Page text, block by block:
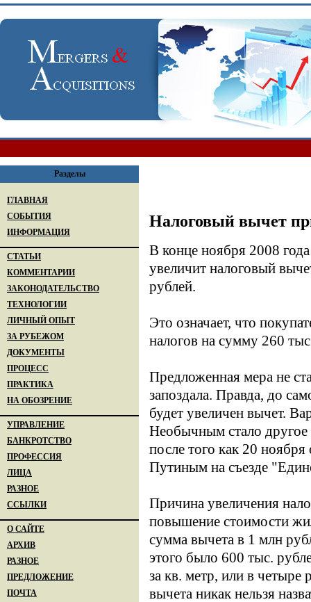
Разделы
ГЛАВНАЯ
СОБЫТИЯ
ИНФОРМАЦИЯ
СТАТЬИ
КОММЕНТАРИИ
ЗАКОНОДАТЕЛЬСТВО
ТЕХНОЛОГИИ
ЛИЧНЫЙ ОПЫТ
ЗА РУБЕЖОМ
ДОКУМЕНТЫ
ПРОЦЕСС
ПРАКТИКА
НА ОБОЗРЕНИЕ
УПРАВЛЕНИЕ
БАНКРОТСТВО
ПРОФЕССИЯ
ЛИЦА
РАЗНОЕ
ССЫЛКИ
О САЙТЕ
АРХИВ
РАЗНОЕ
ПРЕДЛОЖЕНИЕ
ПОЧТА
Налоговый вычет
В конце ноября 2008
увеличит налоговый
рублей.
Это означает, что
налогов на сумму 260
Предложенная мера не
запоздала. Правда, до
будет увеличен вычет.
Необычным стало другое
после того как 20
Путиным на съезде
Причина увеличения
повышение стоимости
сумма вычета в 1 млн
этого было 600 тыс.
за кв. метр, или в четыре
вычета никак нельзя